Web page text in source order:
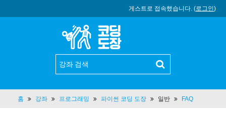
게스트로 접속했습니다. (로그인)
홈 강좌 프로그래밍 파이썬 코딩 도장 일반 FAQ